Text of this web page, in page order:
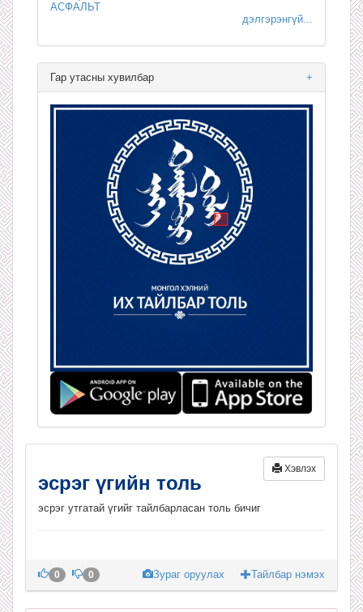
АСФАЛЬТ
дэлгэрэнгүй...
+
Гар утасны хувилбар
Хэвлэх
эсрэг үгийн толь
эсрэг утгатай үгийг тайлбарласан толь бичиг
Зураг оруулах Тайлбар нэмэх
0 0